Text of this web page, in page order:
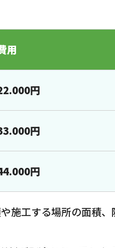
用
円
円
円
施工する場所の面積